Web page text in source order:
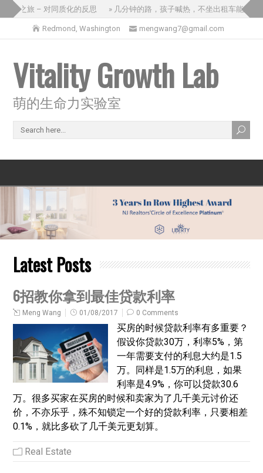
国之旅 – 对同质化的反思 » 几分钟的路，孩子喊热，不坐出租车能怎么
Redmond, Washington mengwang7@gmail.com
Vitality Growth Lab
萌的生命力实验室
Latest Posts
6招教你拿到最佳贷款利率
Meng Wang 01/08/2017 0 Comments
买房的时候贷款利率有多重要？
假设你贷款30万，利率5%，第
一年需要支付的利息大约是1.5
万。同样是1.5万的利息，如果
利率是4.9%，你可以贷款30.6
万。很多买家在买房的时候和卖家为了几千美元讨价还
价，不亦乐乎，殊不知锁定一个好的贷款利率，只要相差
0.1%，就比多砍了几千美元更划算。
Real Estate